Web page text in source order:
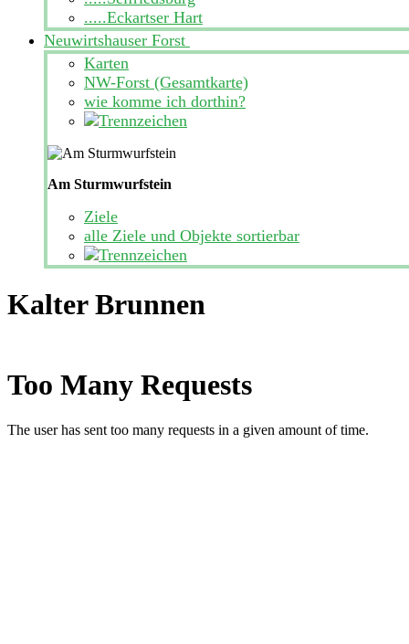
.....Eckartser Hart
Neuwirtshauser Forst
Karten
NW-Forst (Gesamtkarte)
wie komme ich dorthin?
Am Sturmwurfstein
Ziele
alle Ziele und Objekte sortierbar
Kalter Brunnen